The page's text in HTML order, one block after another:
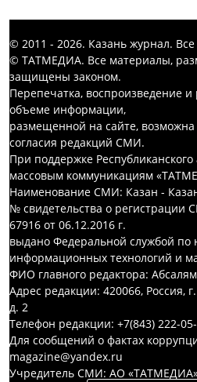
© 2011 - 2026. Казань журнал.
© ТАТМЕДИА. Все материалы,
защищены законом.
Перепечатка, воспроизведение
объеме информации,
размещенной на сайте, возможна
согласия редакций СМИ.
При поддержке
массовым коммуникациям
Наименование СМИ: Казан -
№ свидетельства о
67916 от 06.12.2016 г.
выдано Федеральной службой по
информационных технологий и
ФИО главного редактора:
Адрес редакции: 420066, Россия,
д. 2
Телефон редакции: +7(843) 222-
Для сообщений о фактах
magazine@yandex.ru
Учредитель СМИ: АО